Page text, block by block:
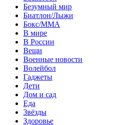
Безумный мир
Биатлон/Лыжи
Бокс/MMA
В мире
В России
Вещи
Военные новости
Волейбол
Гаджеты
Дети
Дом и сад
Еда
Звёзды
Здоровье